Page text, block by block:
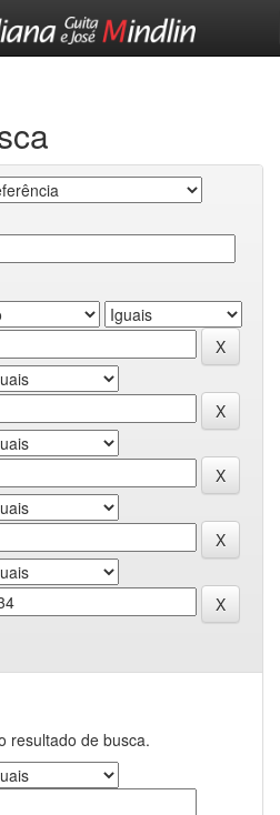
resultado de busca.